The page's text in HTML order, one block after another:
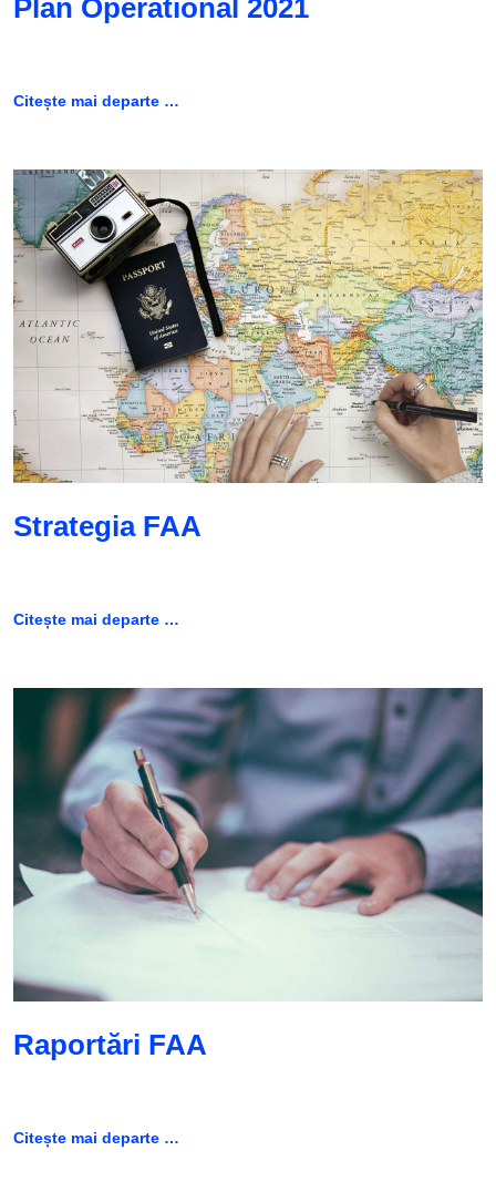
Plan Operational 2021
Citește mai departe …
Strategia FAA
Citește mai departe …
Raportări FAA
Citește mai departe …